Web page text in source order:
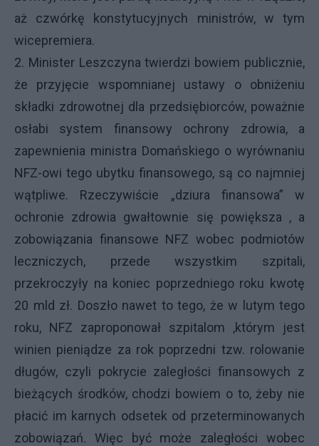
aż czwórkę konstytucyjnych ministrów, w tym
wicepremiera.
2. Minister Leszczyna twierdzi bowiem publicznie,
że przyjęcie wspomnianej ustawy o obniżeniu
składki zdrowotnej dla przedsiębiorców, poważnie
osłabi system finansowy ochrony zdrowia, a
zapewnienia ministra Domańskiego o wyrównaniu
NFZ-owi tego ubytku finansowego, są co najmniej
wątpliwe. Rzeczywiście „dziura finansowa” w
ochronie zdrowia gwałtownie się powiększa , a
zobowiązania finansowe NFZ wobec podmiotów
leczniczych, przede wszystkim szpitali,
przekroczyły na koniec poprzedniego roku kwotę
20 mld zł. Doszło nawet to tego, że w lutym tego
roku, NFZ zaproponował szpitalom ,którym jest
winien pieniądze za rok poprzedni tzw. rolowanie
długów, czyli pokrycie zaległości finansowych z
bieżących środków, chodzi bowiem o to, żeby nie
płacić im karnych odsetek od przeterminowanych
zobowiązań. Więc być może zaległości wobec